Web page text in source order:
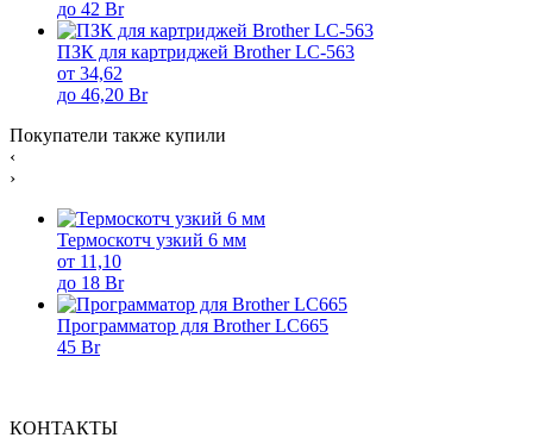
до 42 Br
ПЗК для картриджей Brother LC-563
от 34,62
до 46,20 Br
Покупатели также купили
‹
›
Термоскотч узкий 6 мм
от 11,10
до 18 Br
Программатор для Brother LC665
45 Br
КОНТАКТЫ